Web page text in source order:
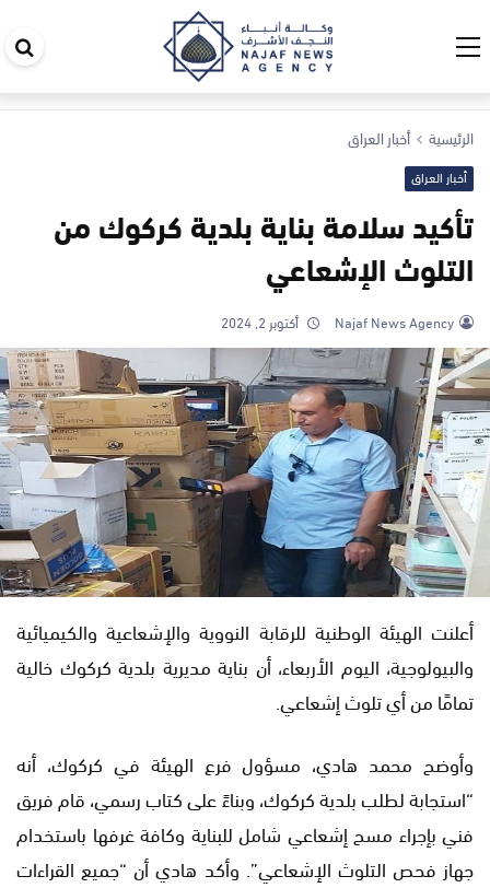
الرئيسية أخبار العراق
أخبار العراق
تأكيد سلامة بناية بلدية كركوك من
التلوث الإشعاعي
Najaf News Agency أكتوبر 2, 2024
أعلنت الهيئة الوطنية للرقابة النووية والإشعاعية والكيميائية
والبيولوجية، اليوم الأربعاء، أن بناية مديرية بلدية كركوك خالية
تمامًا من أي تلوث إشعاعي.
وأوضح محمد هادي، مسؤول فرع الهيئة في كركوك، أنه
“استجابة لطلب بلدية كركوك، وبناءً على كتاب رسمي، قام فريق
فني بإجراء مسح إشعاعي شامل للبناية وكافة غرفها باستخدام
جهاز فحص التلوث الإشعاعي”. وأكد هادي أن “جميع القراءات